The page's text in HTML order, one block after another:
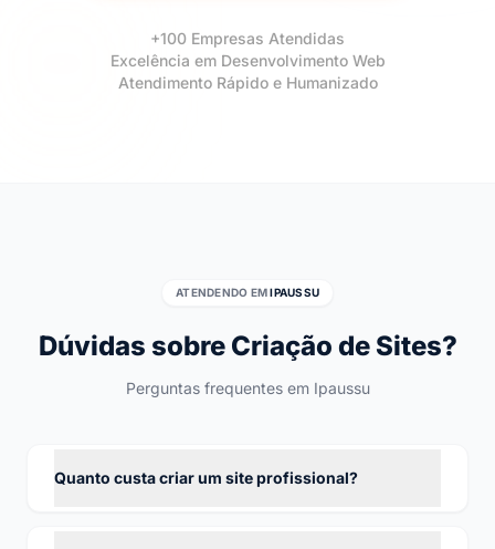
+100 Empresas Atendidas
Excelência em Desenvolvimento Web
Atendimento Rápido e Humanizado
ATENDENDO EMIPAUSSU
Dúvidas sobre Criação de Sites?
Perguntas frequentes em Ipaussu
Quanto custa criar um site profissional?